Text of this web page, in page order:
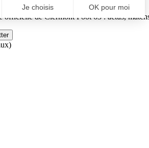
Je choisis OK pour moi
du Consentement : Personnalisez vos
permet d'adapter et de gérer vos
officielle de Clermont Foot 63 : actus,